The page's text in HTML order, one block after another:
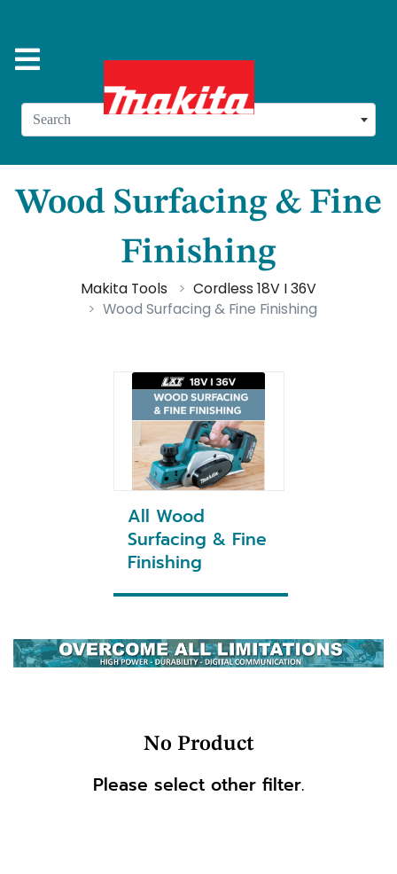
Search
Wood Surfacing & Fine
Finishing
Makita Tools
Cordless 18V I 36V
Wood Surfacing & Fine Finishing
All Wood
Surfacing & Fine
Finishing
No Product
Please select other filter.